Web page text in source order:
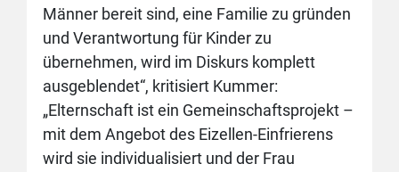
Männer bereit sind, eine Familie zu gründen
und Verantwortung für Kinder zu
übernehmen, wird im Diskurs komplett
ausgeblendet“, kritisiert Kummer:
„Elternschaft ist ein Gemeinschaftsprojekt –
mit dem Angebot des Eizellen-Einfrierens
wird sie individualisiert und der Frau